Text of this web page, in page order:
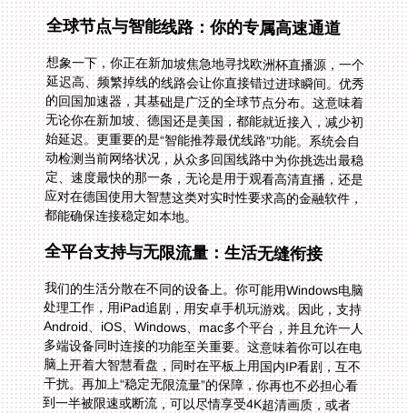
全球节点与智能线路：你的专属高速通道
想象一下，你正在新加坡焦急地寻找欧洲杯直播源，一个
延迟高、频繁掉线的线路会让你直接错过进球瞬间。优秀
的回国加速器，其基础是广泛的全球节点分布。这意味着
无论你在新加坡、德国还是美国，都能就近接入，减少初
始延迟。更重要的是“智能推荐最优线路”功能。系统会自
动检测当前网络状况，从众多回国线路中为你挑选出最稳
定、速度最快的那一条，无论是用于观看高清直播，还是
应对在德国使用大智慧这类对实时性要求高的金融软件，
都能确保连接稳定如本地。
全平台支持与无限流量：生活无缝衔接
我们的生活分散在不同的设备上。你可能用Windows电脑
处理工作，用iPad追剧，用安卓手机玩游戏。因此，支持
Android、iOS、Windows、mac多个平台，并且允许一人
多端设备同时连接的功能至关重要。这意味着你可以在电
脑上开着大智慧看盘，同时在平板上用国内IP看剧，互不
干扰。再加上“稳定无限流量”的保障，你再也不必担心看
到一半被限速或断流，可以尽情享受4K超清画质，或者